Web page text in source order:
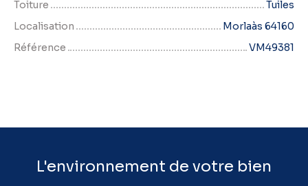
Toiture
Tuiles
Localisation
Morlaàs 64160
Référence
VM49381
L'environnement de votre bien